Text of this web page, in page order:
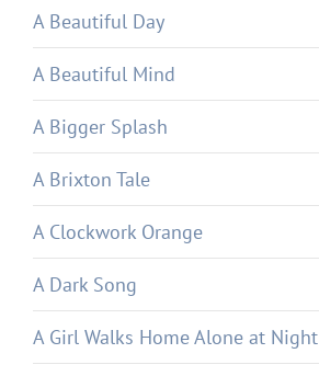
A Beautiful Day
A Beautiful Mind
A Bigger Splash
A Brixton Tale
A Clockwork Orange
A Dark Song
A Girl Walks Home Alone at Night